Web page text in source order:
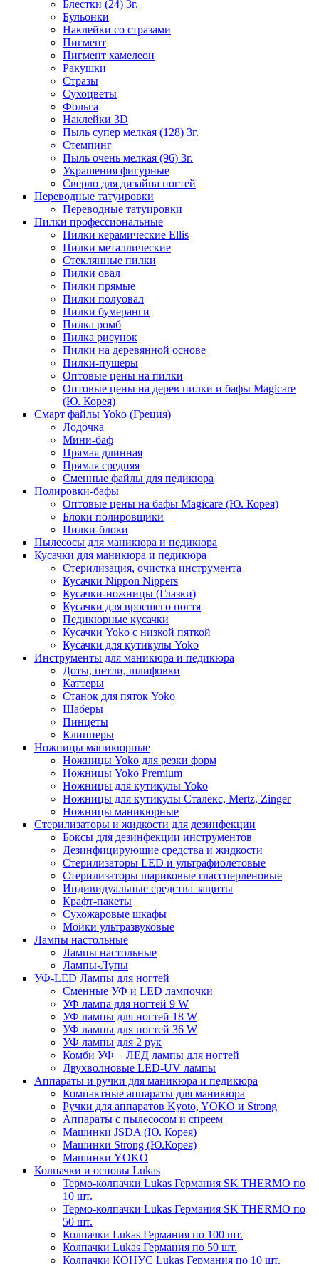
Блестки (24) 3г.
Бульонки
Наклейки со стразами
Пигмент
Пигмент хамелеон
Ракушки
Стразы
Сухоцветы
Фольга
Наклейки 3D
Пыль супер мелкая (128) 3г.
Стемпинг
Пыль очень мелкая (96) 3г.
Украшения фигурные
Сверло для дизайна ногтей
Переводные татуировки
Переводные татуировки
Пилки профессиональные
Пилки керамические Ellis
Пилки металлические
Стеклянные пилки
Пилки овал
Пилки прямые
Пилки полуовал
Пилки бумеранги
Пилка ромб
Пилка рисунок
Пилки на деревянной основе
Пилки-пушеры
Оптовые цены на пилки
Оптовые цены на дерев пилки и бафы Magicare
(Ю. Корея)
Смарт файлы Yoko (Греция)
Лодочка
Мини-баф
Прямая длинная
Прямая средняя
Сменные файлы для педикюра
Полировки-бафы
Оптовые цены на бафы Magicare (Ю. Корея)
Блоки полировщики
Пилки-блоки
Пылесосы для маникюра и педикюра
Кусачки для маникюра и педикюра
Стерилизация, очистка инструмента
Кусачки Nippon Nippers
Кусачки-ножницы (Глазки)
Кусачки для вросшего ногтя
Педикюрные кусачки
Кусачки Yoko с низкой пяткой
Кусачки для кутикулы Yoko
Инструменты для маникюра и педикюра
Доты, петли, шлифовки
Каттеры
Станок для пяток Yoko
Шаберы
Пинцеты
Клипперы
Ножницы маникюрные
Ножницы Yoko для резки форм
Ножницы Yoko Premium
Ножницы для кутикулы Yoko
Ножницы для кутикулы Сталекс, Mertz, Zinger
Ножницы маникюрные
Стерилизаторы и жидкости для дезинфекции
Боксы для дезинфекции инструментов
Дезинфицирующие средства и жидкости
Стерилизаторы LED и ультрафиолетовые
Стерилизаторы шариковые глассперленовые
Индивидуальные средства защиты
Крафт-пакеты
Сухожаровые шкафы
Мойки ультразвуковые
Лампы настольные
Лампы настольные
Лампы-Лупы
УФ-LED Лампы для ногтей
Сменные УФ и LED лампочки
УФ лампа для ногтей 9 W
УФ лампы для ногтей 18 W
УФ лампы для ногтей 36 W
УФ лампы для 2 рук
Комби УФ + ЛЕД лампы для ногтей
Двухволновые LED-UV лампы
Аппараты и ручки для маникюра и педикюра
Компактные аппараты для маникюра
Ручки для аппаратов Kyoto, YOKO и Strong
Аппараты с пылесосом и спреем
Машинки JSDA (Ю. Корея)
Машинки Strong (Ю.Корея)
Машинки YOKO
Колпачки и основы Lukas
Термо-колпачки Lukas Германия SK THERMO по
10 шт.
Термо-колпачки Lukas Германия SK THERMO по
50 шт.
Колпачки Lukas Германия по 100 шт.
Колпачки Lukas Германия по 50 шт.
Колпачки КОНУС Lukas Германия по 10 шт.